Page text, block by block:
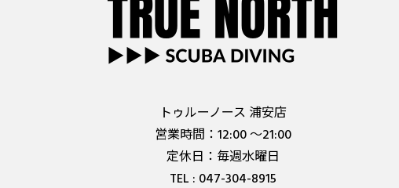
トゥルーノース 浦安店
営業時間：12:00 ～21:00
定休日：毎週水曜日
TEL : 047-304-8915